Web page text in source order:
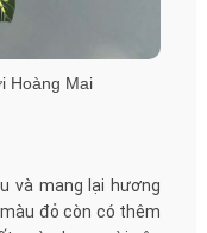
Hoàng Mai
và mang lại hương
đỏ còn có thêm